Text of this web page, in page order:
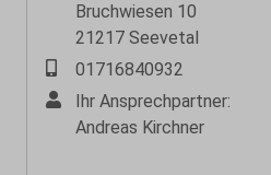
Bruchwiesen 10
21217 Seevetal
01716840932
Ihr Ansprechpartner:
Andreas Kirchner